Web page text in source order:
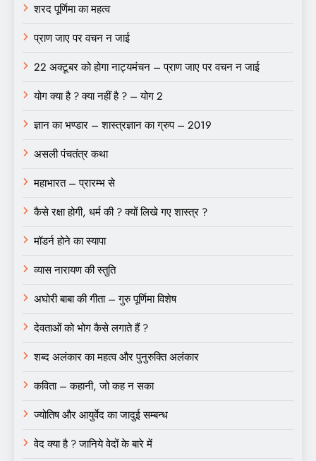
शरद पूर्णिमा का महत्व
प्राण जाए पर वचन न जाई
22 अक्टूबर को होगा नाट्यमंचन – प्राण जाए पर वचन न जाई
योग क्या है ? क्या नहीं है ? – योग 2
ज्ञान का भण्डार – शास्त्रज्ञान का ग्रुप – 2019
असली पंचतंत्र कथा
महाभारत – प्रारम्भ से
कैसे रक्षा होगी, धर्म की ? क्यों लिखे गए शास्त्र ?
मॉडर्न होने का स्यापा
व्यास नारायण की स्तुति
अघोरी बाबा की गीता – गुरु पूर्णिमा विशेष
देवताओं को भोग कैसे लगाते हैं ?
शब्द अलंकार का महत्व और पुनुरुक्ति अलंकार
कविता – कहानी, जो कह न सका
ज्योतिष और आयुर्वेद का जादुई सम्बन्ध
वेद क्या है ? जानिये वेदों के बारे में